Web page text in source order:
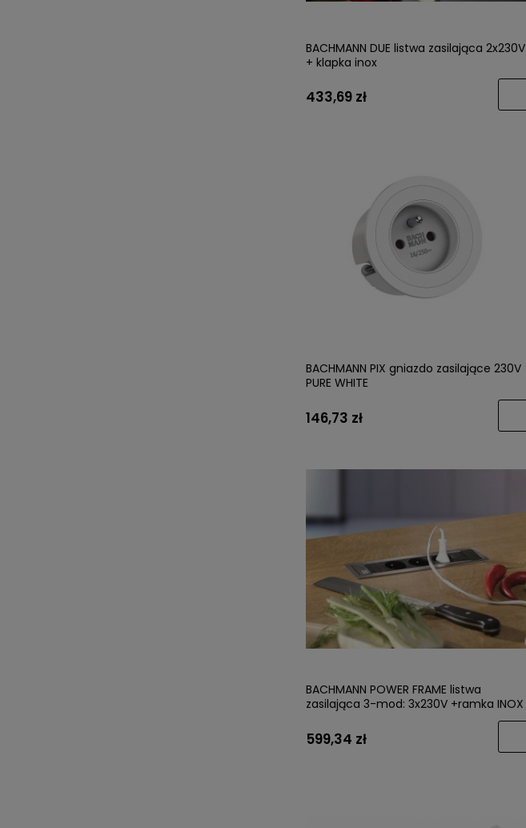
BACHMANN DUE listwa zasilająca 2x230V
+ klapka inox
433,69 zł
BACHMANN PIX gniazdo zasilające 230V
PURE WHITE
146,73 zł
BACHMANN POWER FRAME listwa
zasilająca 3-mod: 3x230V +ramka INOX
599,34 zł